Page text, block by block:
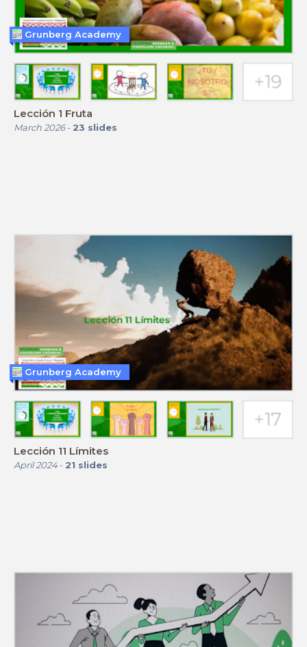
Lección 1 Fruta
March 2026- 23 slides
Grunberg Academy
Lección 11 Límites
April 2024- 21 slides
Grunberg Academy